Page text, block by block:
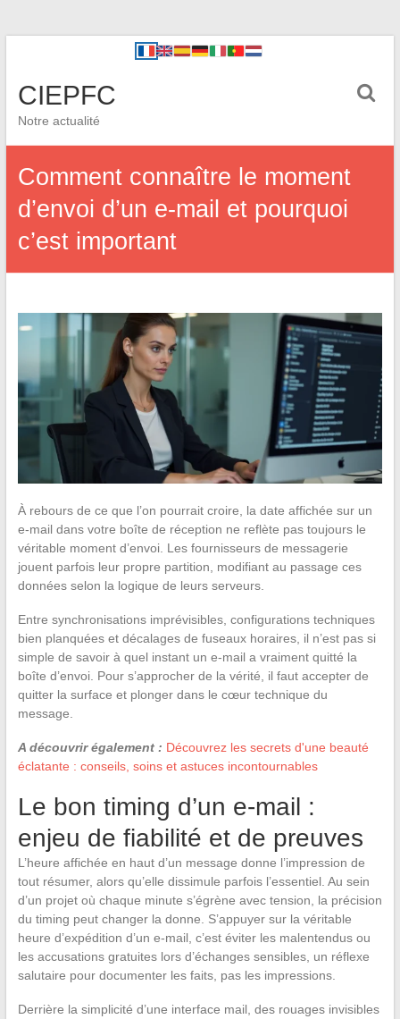
CIEPFC
Notre actualité
Comment connaître le moment
d’envoi d’un e-mail et pourquoi
c’est important
À rebours de ce que l’on pourrait croire, la date affichée sur un
e-mail dans votre boîte de réception ne reflète pas toujours le
véritable moment d’envoi. Les fournisseurs de messagerie
jouent parfois leur propre partition, modifiant au passage ces
données selon la logique de leurs serveurs.
Entre synchronisations imprévisibles, configurations techniques
bien planquées et décalages de fuseaux horaires, il n’est pas si
simple de savoir à quel instant un e-mail a vraiment quitté la
boîte d’envoi. Pour s’approcher de la vérité, il faut accepter de
quitter la surface et plonger dans le cœur technique du
message.
A découvrir également : Découvrez les secrets d'une beauté
éclatante : conseils, soins et astuces incontournables
Le bon timing d’un e-mail :
enjeu de fiabilité et de preuves
L’heure affichée en haut d’un message donne l’impression de
tout résumer, alors qu’elle dissimule parfois l’essentiel. Au sein
d’un projet où chaque minute s’égrène avec tension, la précision
du timing peut changer la donne. S’appuyer sur la véritable
heure d’expédition d’un e-mail, c’est éviter les malentendus ou
les accusations gratuites lors d’échanges sensibles, un réflexe
salutaire pour documenter les faits, pas les impressions.
Derrière la simplicité d’une interface mail, des rouages invisibles